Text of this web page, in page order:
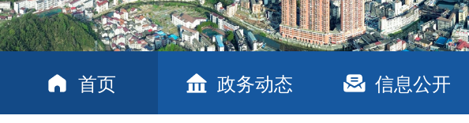
首页 政务动态 信息公开